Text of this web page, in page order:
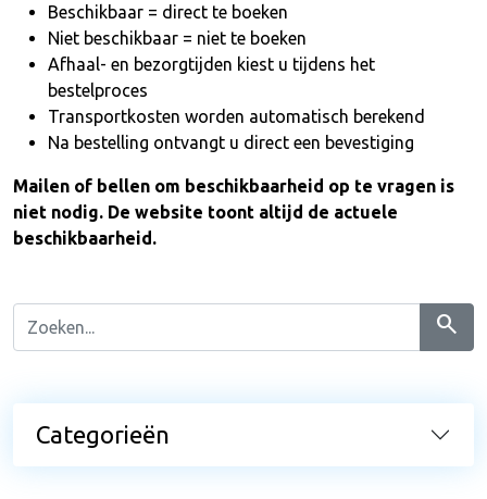
Beschikbaar = direct te boeken
Niet beschikbaar = niet te boeken
Afhaal- en bezorgtijden kiest u tijdens het
bestelproces
Transportkosten worden automatisch berekend
Na bestelling ontvangt u direct een bevestiging
Mailen of bellen om beschikbaarheid op te vragen is
niet nodig. De website toont altijd de actuele
beschikbaarheid.
search
Categorieën